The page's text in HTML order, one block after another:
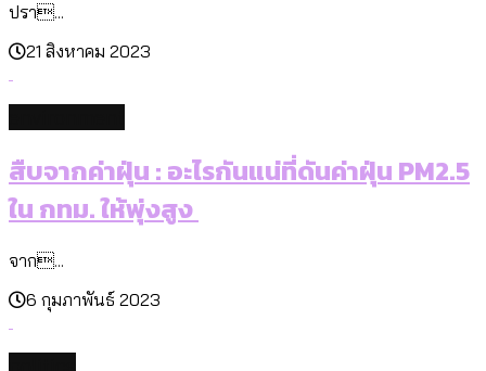
ปรา...
21 สิงหาคม 2023
สืบจากค่าฝุ่น : อะไรกันแน่ที่ดันค่าฝุ่น PM2.5
ใน กทม. ให้พุ่งสูง
จาก...
6 กุมภาพันธ์ 2023